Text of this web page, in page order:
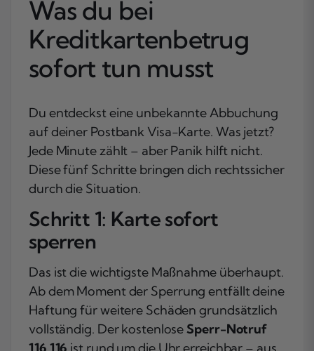
Was du bei
Kreditkartenbetrug
sofort tun musst
Du entdeckst eine unbekannte Abbuchung
auf deiner Postbank Visa-Karte. Was jetzt?
Jede Minute zählt – aber Panik hilft nicht.
Diese fünf Schritte bringen dich rechtssicher
durch die Situation.
Schritt 1: Karte sofort
sperren
Das ist die wichtigste Maßnahme überhaupt.
Ab dem Moment der Sperrung entfällt deine
Haftung für weitere Schäden grundsätzlich
vollständig. Der kostenloseSperr-Notruf